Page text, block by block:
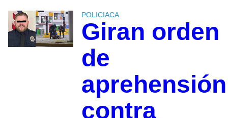
POLICIACA
Giran orden
de
aprehensión
contra